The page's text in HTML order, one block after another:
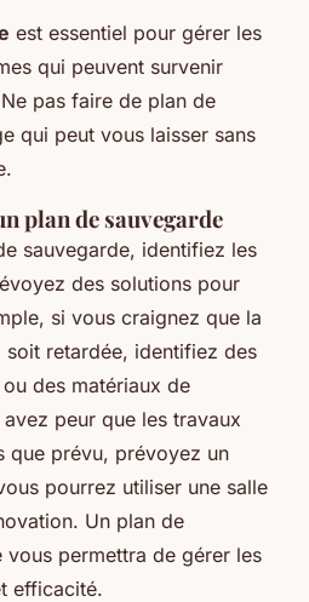
est essentiel pour gérer les
qui peuvent survenir
Ne pas faire de plan de
qui peut vous laisser sans
plan de sauvegarde
sauvegarde, identifiez les
des solutions pour
si vous craignez que la
soit retardée, identifiez des
des matériaux de
peur que les travaux
que prévu, prévoyez un
pourrez utiliser une salle
Un plan de
vous permettra de gérer les
efficacité.